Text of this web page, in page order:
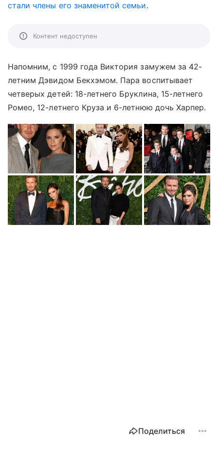
стали члены его знаменитой семьи.
Контент недоступен
Напомним, с 1999 года Виктория замужем за 42-
летним Дэвидом Бекхэмом. Пара воспитывает
четверых детей: 18-летнего Бруклина, 15-летнего
Ромео, 12-летнего Круза и 6-летнюю дочь Харпер.
Поделиться